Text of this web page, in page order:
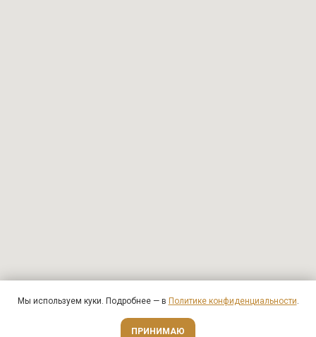
Мы используем куки. Подробнее — в Политике конфиденциальности.
ПРИНИМАЮОценить онлайн